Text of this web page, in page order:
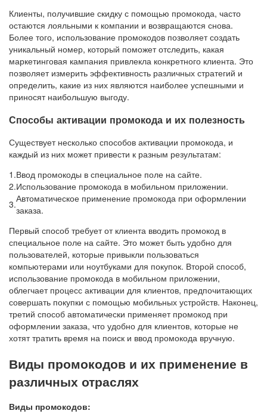
Клиенты, получившие скидку с помощью промокода, часто
остаются лояльными к компании и возвращаются снова.
Более того, использование промокодов позволяет создать
уникальный номер, который поможет отследить, какая
маркетинговая кампания привлекла конкретного клиента. Это
позволяет измерить эффективность различных стратегий и
определить, какие из них являются наиболее успешными и
приносят наибольшую выгоду.
Способы активации промокода и их полезность
Существует несколько способов активации промокода, и
каждый из них может привести к разным результатам:
1.Ввод промокоды в специальное поле на сайте.
2.Использование промокода в мобильном приложении.
3.Автоматическое применение промокода при оформлении
заказа.
Первый способ требует от клиента вводить промокод в
специальное поле на сайте. Это может быть удобно для
пользователей, которые привыкли пользоваться
компьютерами или ноутбуками для покупок. Второй способ,
использование промокода в мобильном приложении,
облегчает процесс активации для клиентов, предпочитающих
совершать покупки с помощью мобильных устройств. Наконец,
третий способ автоматически применяет промокод при
оформлении заказа, что удобно для клиентов, которые не
хотят тратить время на поиск и ввод промокода вручную.
Виды промокодов и их применение в
различных отраслях
Виды промокодов: